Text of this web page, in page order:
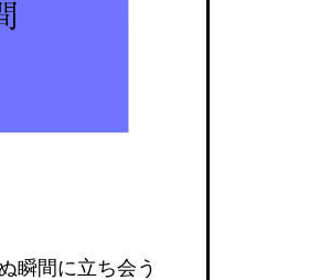
瞬間に立ち会う